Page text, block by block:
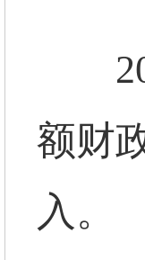
额财
入。